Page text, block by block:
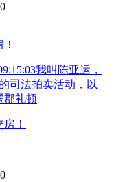
我叫陈亚运，
司法拍卖活动，以
郡礼顿